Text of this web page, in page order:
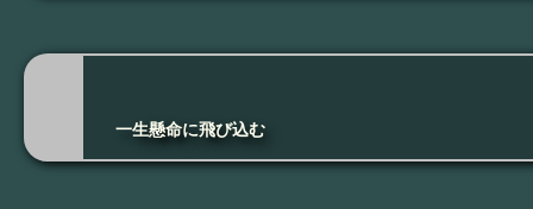
一生懸命に飛び込む